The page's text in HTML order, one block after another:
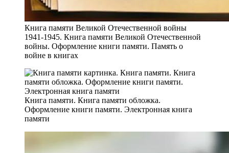
Книга памяти Великой Отечественной войны
1941-1945. Книга памяти Великой Отечественной
войны. Оформление книги памяти. Память о
войне в книгах
Книга памяти. Книга памяти обложка.
Оформление книги памяти. Электронная книга
памяти